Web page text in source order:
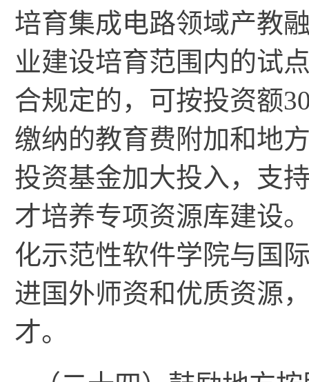
培育集成电路领域产教
业建设培育范围内的试
合规定的，可按投资额
缴纳的教育费附加和地
投资基金加大投入，支
才培养专项资源库建设
化示范性软件学院与国
进国外师资和优质资源
才。